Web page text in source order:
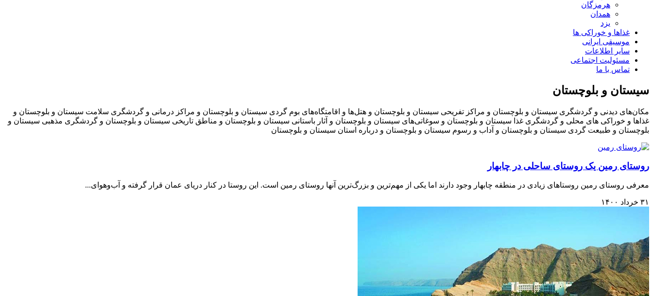
هرمزگان
همدان
یزد
غذاها و خوراکی ها
موسیقی ایرانی
سایر اطلاعات
مسئولیت اجتماعی
تماس با ما
سیستان و بلوچستان
مکان‌های دیدنی و گردشگری سیستان و بلوچستان و مراکز تفریحی سیستان و بلوچستان و هتل‌ها و اقامتگاه‌های بوم گردی سیستان و بلوچستان و مراکز درمانی و گردشگری سلامت سیستان و بلوچستان و
غذاها و خوراکی های محلی و گردشگری غذا سیستان و بلوچستان و سوغاتی‌های سیستان و بلوچستان و آثار باستانی سیستان و بلوچستان و مناطق تاریخی سیستان و بلوچستان و گردشگری مذهبی سیستان و
بلوچستان و طبیعت گردی سیستان و بلوچستان و آداب و رسوم سیستان و بلوچستان و درباره استان سیستان و بلوچستان
روستای رمین یک روستای ساحلی در چابهار
معرفی روستای رمین روستاهای زیادی در منطقه چابهار وجود دارند اما یکی از مهم‌ترین و بزرگ‌ترین آنها روستای رمین است. این روستا در کنار دریای عمان قرار گرفته و آب‌و‌هوای...
۳۱ خرداد ۱۴۰۰